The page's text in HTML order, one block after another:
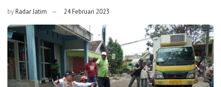
byRadar Jatim 24 Februari 2023